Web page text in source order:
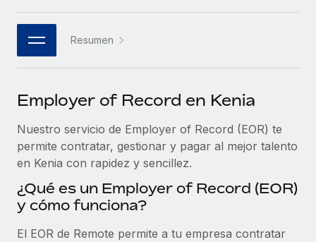
Conectar
Conecta cualquier herramienta de IA con Remote
Optimiza los procesos con herramientas empresariales
esenciales.
Pregunta a un experto
Obtén ayuda de gente experta en RR. HH. globales
y cumplimiento normativo.
ASOCIARSE
Socios tecnológicos estratégicos
Integra la gestión de los RR. HH. globales en tu
Asociarse
Remote Build
Próximamente
Consultoría de integraciones y automatización con IA.
CASOS PRÁCTICOS
Webinarios
Información sobre salarios y talento
Obtén ayuda
Consulta todos los recursos
한국어
中文（简体）Resumen
Employer of Record en Kenia
Nuestro servicio de Employer of Record (EOR) te
permite contratar, gestionar y pagar al mejor talento
en Kenia con rapidez y sencillez.
¿Qué es un Employer of Record (EOR)
y cómo funciona?
El EOR de Remote permite a tu empresa contratar